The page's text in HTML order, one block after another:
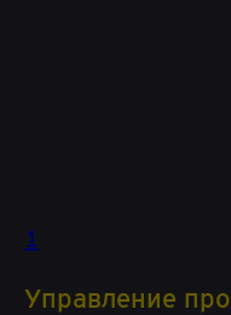
1
Управление